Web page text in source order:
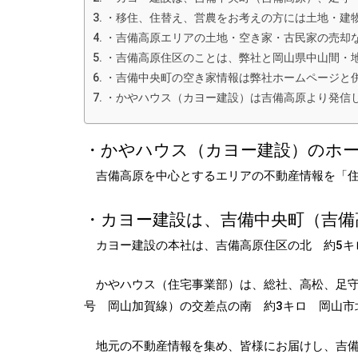
・移住、住替え、営農をお考えの方には土地・
・吉備高原エリアの土地・空き家・古民家の売
・吉備高原住区のことは、弊社と岡山県中山間
・吉備中央町の空き家情報は弊社ホームページ
・かやハウス（カヨー建設）は吉備高原より発
・かやハウス（カヨー建設）のホ
吉備高原を中心とするエリアの不動産情報を「
・カヨー建設は、吉備中央町（吉
カヨー建設の本社は、吉備高原住区の北 約5キ
かやハウス（住宅事業部）は、総社、高松、足
号 岡山加賀線）の交差点の南 約3キロ 岡山市
地元の不動産情報を集め、皆様にお届けし、吉